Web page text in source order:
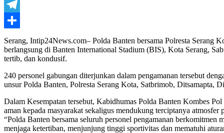
WhatsApp
Telegram
Share
Serang, Intip24News.com– Polda Banten bersama Polresta Serang
berlangsung di Banten International Stadium (BIS), Kota Serang,
tertib, dan kondusif.
240 personel gabungan diterjunkan dalam pengamanan tersebut
unsur Polda Banten, Polresta Serang Kota, Satbrimob,
Dalam Kesempatan tersebut, Kabidhumas Polda Banten Kombes
aman kepada masyarakat sekaligus mendukung terciptanya
“Polda Banten bersama seluruh personel pengamanan
menjaga ketertiban, menjunjung tinggi sportivitas dan mematuhi